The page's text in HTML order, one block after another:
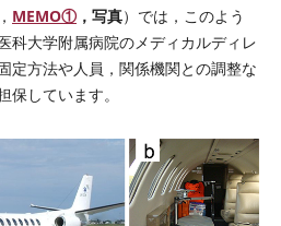
MEMO①，写真）では，このよう
科大学附属病院のメディカルディレ
定方法や人員，関係機関との調整な
保しています。